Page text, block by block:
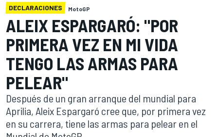
DECLARACIONES MotoGP
ALEIX ESPARGARÓ: "POR
PRIMERA VEZ EN MI VIDA
TENGO LAS ARMAS PARA
PELEAR"
Después de un gran arranque del mundial para
Aprilia, Aleix Espargaró cree que, por primera vez
en su carrera, tiene las armas para pelear en el